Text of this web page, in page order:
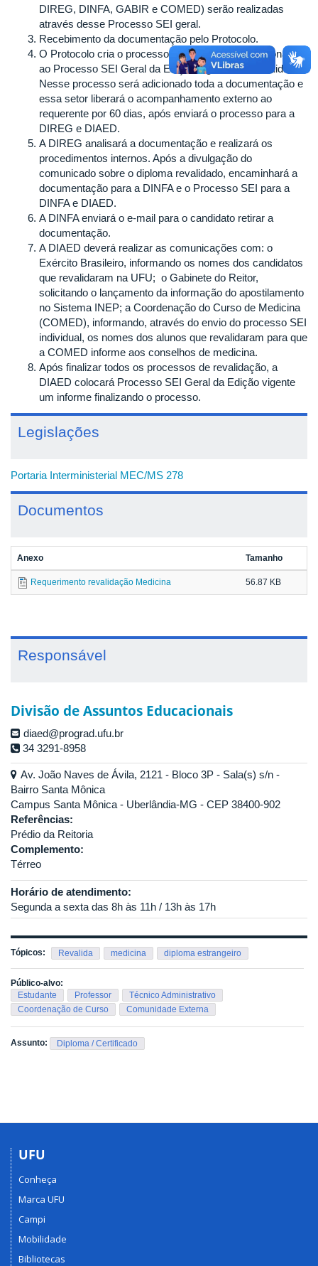
DIREG, DINFA, GABIR e COMED) serão realizadas
através desse Processo SEI geral.
Recebimento da documentação pelo Protocolo.
O Protocolo cria o processo SEI individual e relacionará
ao Processo SEI Geral da Edição vigente do Revalida.
Nesse processo será adicionado toda a documentação e
essa setor liberará o acompanhamento externo ao
requerente por 60 dias, após enviará o processo para a
DIREG e DIAED.
A DIREG analisará a documentação e realizará os
procedimentos internos. Após a divulgação do
comunicado sobre o diploma revalidado, encaminhará a
documentação para a DINFA e o Processo SEI para a
DINFA e DIAED.
A DINFA enviará o e-mail para o candidato retirar a
documentação.
A DIAED deverá realizar as comunicações com: o
Exército Brasileiro, informando os nomes dos candidatos
que revalidaram na UFU; o Gabinete do Reitor,
solicitando o lançamento da informação do apostilamento
no Sistema INEP; a Coordenação do Curso de Medicina
(COMED), informando, através do envio do processo SEI
individual, os nomes dos alunos que revalidaram para que
a COMED informe aos conselhos de medicina.
Após finalizar todos os processos de revalidação, a
DIAED colocará Processo SEI Geral da Edição vigente
um informe finalizando o processo.
Legislações
Portaria Interministerial MEC/MS 278
Documentos
Anexo Tamanho
Requerimento revalidação Medicina 56.87 KB
Responsável
Divisão de Assuntos Educacionais
diaed@prograd.ufu.br
34 3291-8958
Av. João Naves de Ávila, 2121 - Bloco 3P - Sala(s) s/n -
Bairro Santa Mônica
Campus Santa Mônica - Uberlândia-MG - CEP 38400-902
Referências:
Prédio da Reitoria
Complemento:
Térreo
Horário de atendimento:
Segunda a sexta das 8h às 11h / 13h às 17h
Tópicos: Revalida medicina diploma estrangeiro
Público-alvo:
Estudante
Professor
Técnico Administrativo
Coordenação de Curso
Comunidade Externa
Assunto: Diploma / Certificado
UFU
Conheça
Marca UFU
Campi
Mobilidade
Bibliotecas